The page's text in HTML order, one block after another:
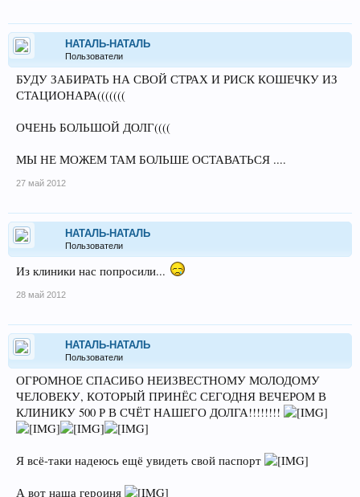
НАТАЛЬ-НАТАЛЬ
Пользователи
БУДУ ЗАБИРАТЬ НА СВОЙ СТРАХ И РИСК КОШЕЧКУ ИЗ
СТАЦИОНАРА(((((((
ОЧЕНЬ БОЛЬШОЙ ДОЛГ((((
МЫ НЕ МОЖЕМ ТАМ БОЛЬШЕ ОСТАВАТЬСЯ ....
27 май 2012
НАТАЛЬ-НАТАЛЬ
Пользователи
Из клиники нас попросили...
28 май 2012
НАТАЛЬ-НАТАЛЬ
Пользователи
ОГРОМНОЕ СПАСИБО НЕИЗВЕСТНОМУ МОЛОДОМУ
ЧЕЛОВЕКУ, КОТОРЫЙ ПРИНЁС СЕГОДНЯ ВЕЧЕРОМ В
КЛИНИКУ 500 Р В СЧЁТ НАШЕГО ДОЛГА!!!!!!!!
Я всё-таки надеюсь ещё увидеть свой паспорт
А вот наша героиня